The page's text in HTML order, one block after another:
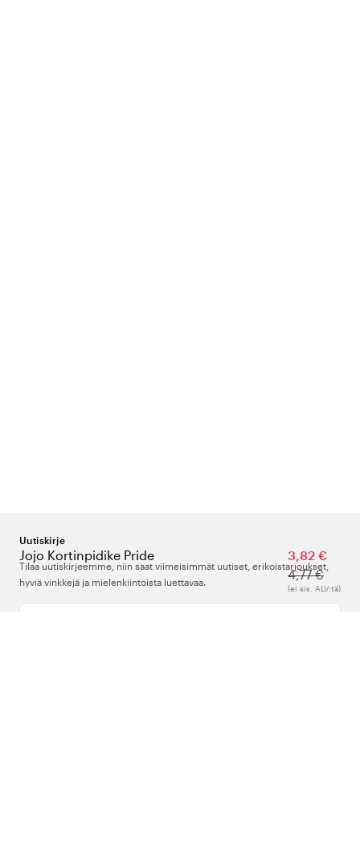
Jojo Kortinpidike Pride
3,82 €
4,77 €
(ei sis. ALV:tä)
Uutiskirje
Tilaa uutiskirjeemme, niin saat viimeisimmät uutiset, erikoistarjoukset,
hyviä vinkkejä ja mielenkiintoista luettavaa.
Kirjoita sähköpostiosoitteesi